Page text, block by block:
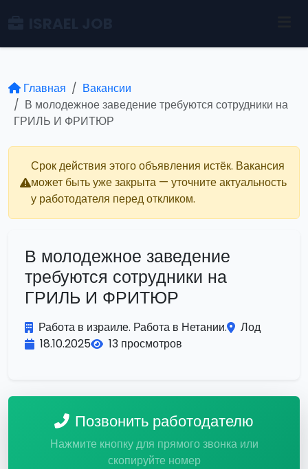
Главная
Вакансии
В молодежное заведение требуются сотрудники на
ГРИЛЬ И ФРИТЮР
Срок действия этого объявления истёк. Вакансия
может быть уже закрыта — уточните актуальность
у работодателя перед откликом.
В молодежное заведение
требуются сотрудники на
ГРИЛЬ И ФРИТЮР
Работа в израиле. Работа в Нетании.
Лод
18.10.2025
13 просмотров
Позвонить работодателю
Нажмите кнопку для прямого звонка или
скопируйте номер